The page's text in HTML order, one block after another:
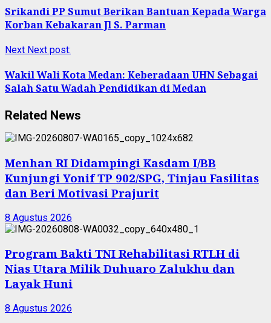
Srikandi PP Sumut Berikan Bantuan Kepada Warga
Korban Kebakaran Jl S. Parman
Next Next post:
Wakil Wali Kota Medan: Keberadaan UHN Sebagai
Salah Satu Wadah Pendidikan di Medan
Related News
Menhan RI Didampingi Kasdam I/BB
Kunjungi Yonif TP 902/SPG, Tinjau Fasilitas
dan Beri Motivasi Prajurit
8 Agustus 2026
Program Bakti TNI Rehabilitasi RTLH di
Nias Utara Milik Duhuaro Zalukhu dan
Layak Huni
8 Agustus 2026